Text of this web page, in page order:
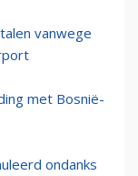
vanwege
met Bosnië-
ondanks